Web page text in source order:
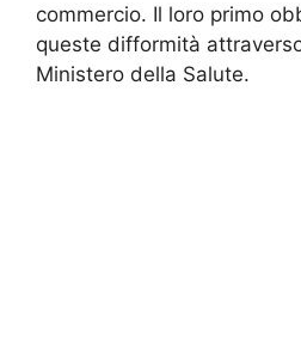
commercio. Il loro primo
queste difformità
Ministero della Salute.